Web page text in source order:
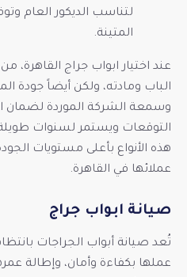
لتناسب الديكور العام
المتينة.
عند اختيار ابواب جراج
الباب ومادته، ولكن أيضاً جودة
وسمعة الشركة الموردة لضمان
التوقعات ويستمر لسنوات
هذه الأنواع بأعلى مستويات
عملائها في القاهرة.
صيانة ابواب جراج
تُعد صيانة أبواب الجراجات
عملها بكفاءة وأمان، وإطالة